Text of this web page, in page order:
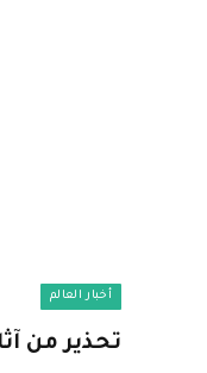
أخبار العالم
تحذير من